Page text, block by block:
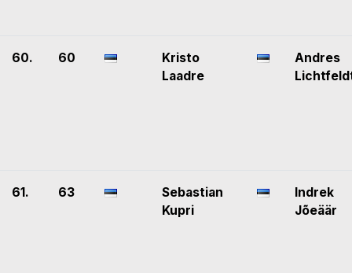
60. 60
Kristo
Laadre
Andres
61. 63
Sebastian
Kupri
Indrek
Jõeäär